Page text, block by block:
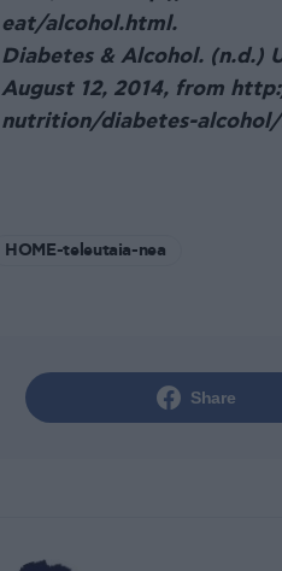
eat/alcohol.html.
Diabetes & Alcohol. (n.d.)
August 12, 2014, from
nutrition/diabetes-
HOME-teleutaia-nea
Share